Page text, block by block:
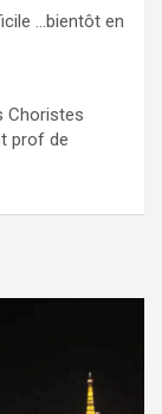
...bientôt en
Choristes
prof de